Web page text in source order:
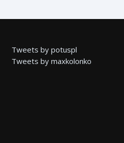
Tweets by potuspl
Tweets by maxkolonko